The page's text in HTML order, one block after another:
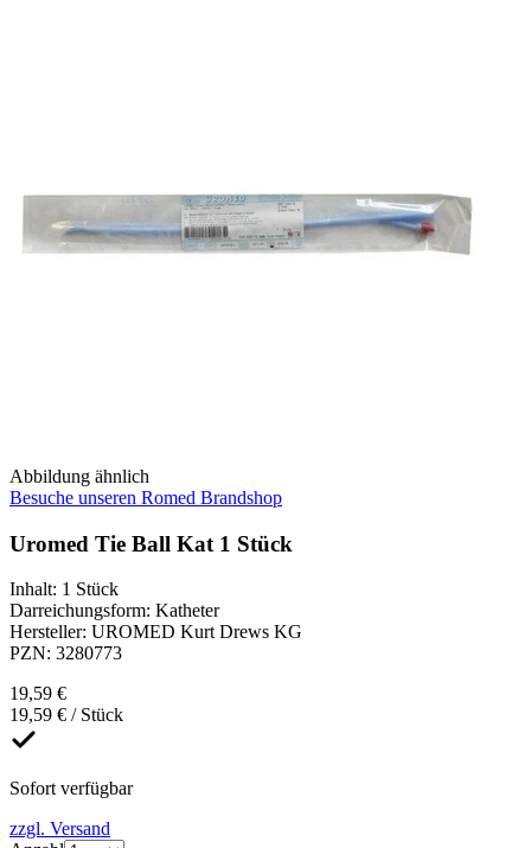
Abbildung ähnlich
Besuche unseren Romed Brandshop
Uromed Tie Ball Kat 1 Stück
Inhalt: 1 Stück
Darreichungsform: Katheter
Hersteller: UROMED Kurt Drews KG
PZN: 3280773
19,59 €
19,59 € / Stück
Sofort verfügbar
zzgl. Versand